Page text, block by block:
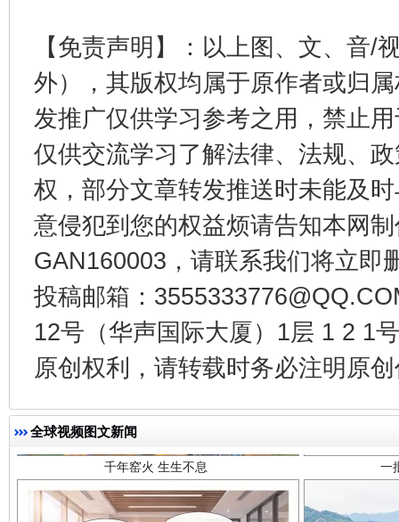
【免责声明】：以上图、文、音/
外），其版权均属于原作者或归
发推广仅供学习参考之用，禁止
仅供交流学习了解法律、法规、
权，部分文章转发推送时未能及
意侵犯到您的权益烦请告知本网
GAN160003，请联系我们将立即
投稿邮箱：
12号（华声国际大厦）1层 1 2 1
原创权利，请转载时务必注明原
全球视频图文新闻
东山县通报“牛蛙产品抗生素超标问题” 法
千年窑火 生生不息